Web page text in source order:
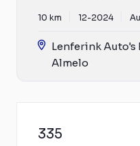
10 km 12-2024
Lenferink Auto's
Almelo
335